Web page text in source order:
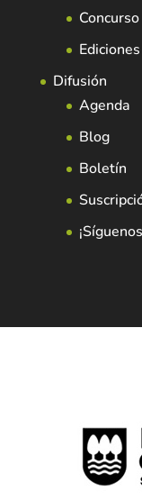
Difusión
Agenda
Blog
Boletín